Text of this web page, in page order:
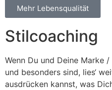
Mehr Lebensqualität
Stilcoaching
Wenn Du und Deine Marke
und besonders sind, lies‘
ausdrücken kannst, was